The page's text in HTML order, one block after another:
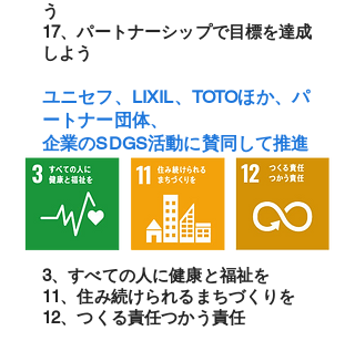
う
17、パートナーシップで目標を達成
しよう
ユニセフ、LIXIL、TOTOほか、パ
ートナー団体、
企業のSDGS活動に賛同して推進
3、すべての人に健康と福祉を
11、住み続けられるまちづくりを
12、つくる責任つかう責任